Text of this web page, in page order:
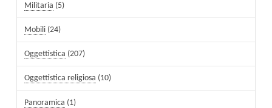
Militaria (5)
Mobili (24)
Oggettistica (207)
Oggettistica religiosa (10)
Panoramica (1)